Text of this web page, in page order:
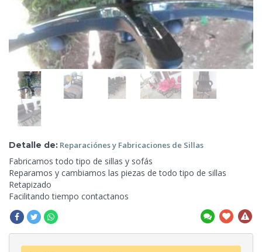
Detalle de: Reparaciónes y Fabricaciones de Sillas
Fabricamos todo tipo de sillas y sofás
Reparamos y cambiamos las piezas de todo tipo de sillas
Retapizado
Facilitando tiempo contactanos